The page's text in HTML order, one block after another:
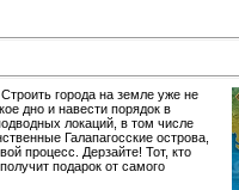
города на земле уже не
дно и навести порядок в
локаций, в том числе
Галапагосские острова,
процесс. Дерзайте! Тот, кто
подарок от самого